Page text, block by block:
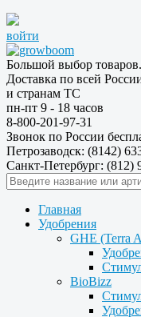
войти
Большой выбор товаров.
Доставка по всей
и странам ТС
пн-пт 9 - 18 часов
8-800-201-97-31
Звонок по России
Петрозаводск: (8142)
Санкт-Петербург: (812)
Главная
Удобрения
GHE (Terra
BioBizz